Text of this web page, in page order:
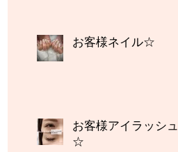
お客様ネイル☆
お客様アイラッシュ
☆